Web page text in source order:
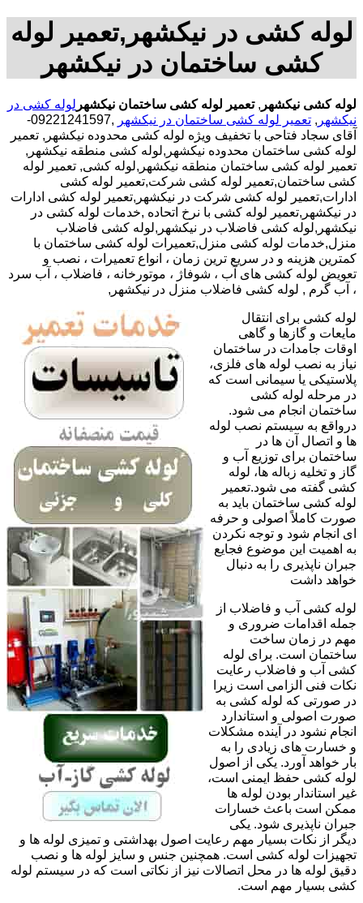
لوله کشی در نیکشهر,تعمیر لوله
کشی ساختمان در نیکشهر
لوله کشی نیکشهر ,تعمیر لوله کشی ساختمان نیکشهر لوله کشی در
نیکشهر , تعمیر لوله کشی ساختمان در نیکشهر
,09221241597-
آقای سجاد فتاحی با تخفیف ویژه لوله کشی محدوده نیکشهر, تعمیر
لوله کشی ساختمان محدوده نیکشهر,لوله کشی منطقه نیکشهر,
تعمیر لوله کشی ساختمان منطقه نیکشهر,لوله کشی, تعمیر لوله
کشی ساختمان,تعمیر لوله کشی شرکت,تعمیر لوله کشی
ادارات,تعمیر لوله کشی شرکت در نیکشهر,تعمیر لوله کشی ادارات
در نیکشهر,تعمیر لوله کشی با نرخ اتحاده ,خدمات لوله کشی در
نیکشهر,لوله کشی فاضلاب در نیکشهر,لوله کشی فاضلاب
منزل,خدمات لوله کشی منزل,تعمیرات لوله کشی ساختمان با
کمترین هزینه و در سریع ترین زمان ، انواع تعمیرات ، نصب و
تعویض لوله کشی های آب ، شوفاژ ، موتورخانه ، فاضلاب ، آب سرد
، آب گرم , لوله کشی فاضلاب منزل در نیکشهر,
لوله کشی برای انتقال
مایعات و گازها و گاهی
اوقات جامدات در ساختمان
نیاز به نصب لوله های فلزی،
پلاستیکی یا سیمانی است که
در مرحله لوله کشی
ساختمان انجام می شود.
درواقع به سیستم نصب لوله
ها و اتصال آن ها در
ساختمان برای توزیع آب و
گاز و تخلیه زباله ها، لوله
کشی گفته می شود.تعمیر
لوله کشی ساختمان باید به
صورت کاملاً اصولی و حرفه
ای انجام شود و توجه نکردن
به اهمیت این موضوع فجایع
جبران ناپذیری را به دنبال
خواهد داشت
لوله کشی آب و فاضلاب از
جمله اقدامات ضروری و
مهم در زمان ساخت
ساختمان است. برای لوله
کشی آب و فاضلاب رعایت
نکات فنی الزامی است زیرا
در صورتی که لوله کشی به
صورت اصولی و استاندارد
انجام نشود در آینده مشکلات
و خسارت های زیادی را به
بار خواهد آورد. یکی از اصول
لوله کشی حفظ ایمنی است،
غیر استاندار بودن لوله ها
ممکن است باعث خسارات
جبران ناپذیری شود. یکی
دیگر از نکات بسیار مهم رعایت اصول بهداشتی و تمیزی لوله ها و
تجهیزات لوله کشی است. همچنین جنس و سایز لوله ها و نصب
دقیق لوله ها در محل اتصالات نیز از نکاتی است که در سیستم لوله
کشی بسیار مهم است.